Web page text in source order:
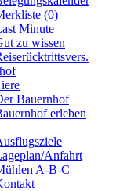
(0)
Minute
zu wissen
Bauernhof
erleben
Anfahrt
A-B-C